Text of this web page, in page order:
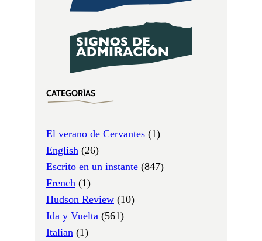
CATEGORÍAS
El verano de Cervantes (1)
English (26)
Escrito en un instante (847)
French (1)
Hudson Review (10)
Ida y Vuelta (561)
Italian (1)